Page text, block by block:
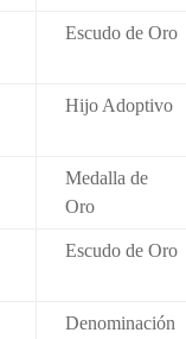
Escudo de Oro
Hijo Adoptivo
Medalla de
Oro
Escudo de Oro
Denominación